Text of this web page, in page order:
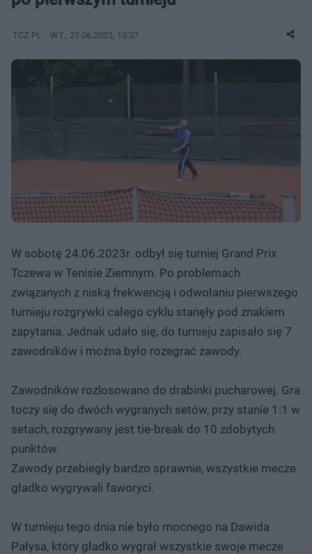
TCZ.PL WT. , 27.06.2023, 13:37
W sobotę 24.06.2023r. odbył się turniej Grand Prix
Tczewa w Tenisie Ziemnym. Po problemach
związanych z niską frekwencją i odwołaniu pierwszego
turnieju rozgrywki całego cyklu stanęły pod znakiem
zapytania. Jednak udało się, do turnieju zapisało się 7
zawodników i można było rozegrać zawody.
Zawodników rozlosowano do drabinki pucharowej. Gra
toczy się do dwóch wygranych setów, przy stanie 1:1 w
setach, rozgrywany jest tie-break do 10 zdobytych
punktów.
Zawody przebiegły bardzo sprawnie, wszystkie mecze
gładko wygrywali faworyci.
W turnieju tego dnia nie było mocnego na Dawida
Pałysa, który gładko wygrał wszystkie swoje mecze